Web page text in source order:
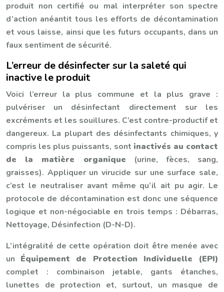
produit non certifié ou mal interpréter son spectre
d’action anéantit tous les efforts de décontamination
et vous laisse, ainsi que les futurs occupants, dans un
faux sentiment de sécurité.
L’erreur de désinfecter sur la saleté qui
inactive le produit
Voici l’erreur la plus commune et la plus grave :
pulvériser un désinfectant directement sur les
excréments et les souillures. C’est contre-productif et
dangereux. La plupart des désinfectants chimiques, y
compris les plus puissants, sont inactivés au contact
de la matière organique (urine, fèces, sang,
graisses). Appliquer un virucide sur une surface sale,
c’est le neutraliser avant même qu’il ait pu agir. Le
protocole de décontamination est donc une séquence
logique et non-négociable en trois temps : Débarras,
Nettoyage, Désinfection (D-N-D).
L’intégralité de cette opération doit être menée avec
un Équipement de Protection Individuelle (EPI)
complet : combinaison jetable, gants étanches,
lunettes de protection et, surtout, un masque de